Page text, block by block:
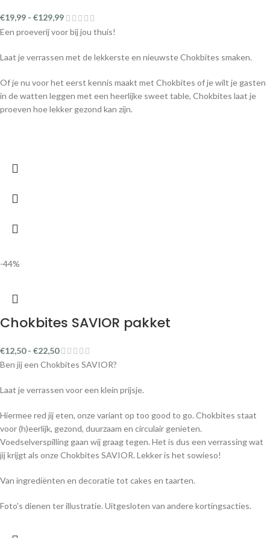
€19,99 - €129,99
Een proeverij voor bij jou thuis!
Laat je verrassen met de lekkerste en nieuwste Chokbites smaken.
Of je nu voor het eerst kennis maakt met Chokbites of je wilt je gasten
in de watten leggen met een heerlijke sweet table, Chokbites laat je
proeven hoe lekker gezond kan zijn.
-44%
Chokbites SAVIOR pakket
€12,50 - €22,50
Ben jij een Chokbites SAVIOR?
Laat je verrassen voor een klein prijsje.
Hiermee red jij eten, onze variant op too good to go. Chokbites staat
voor (h)eerlijk, gezond, duurzaam en circulair genieten.
Voedselverspilling gaan wij graag tegen. Het is dus een verrassing wat
jij krijgt als onze Chokbites SAVIOR. Lekker is het sowieso!
Van ingrediënten en decoratie tot cakes en taarten.
Foto's dienen ter illustratie. Uitgesloten van andere kortingsacties.